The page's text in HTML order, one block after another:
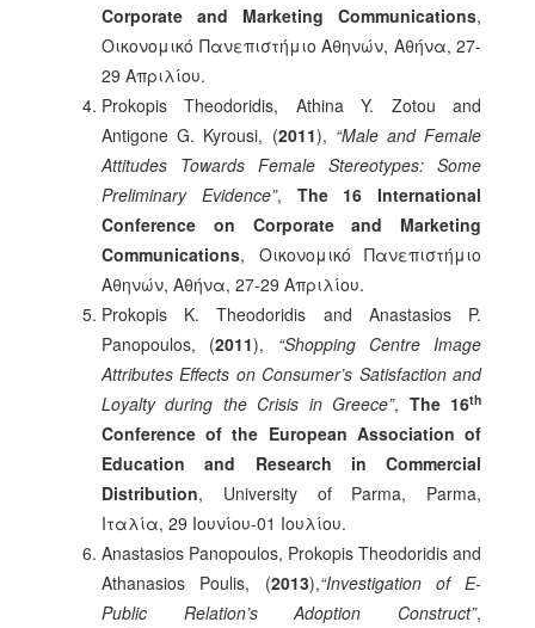
Corporate and Marketing Communications,
Οικονομικό Πανεπιστήμιο Αθηνών, Αθήνα, 27-
29 Απριλίου.
Prokopis Theodoridis, Athina Y. Zotou and
Antigone G. Kyrousi, (2011), “Male and Female
Attitudes Towards Female Stereotypes: Some
Preliminary Evidence”, The 16 International
Conference on Corporate and Marketing
Communications, Οικονομικό Πανεπιστήμιο
Αθηνών, Αθήνα, 27-29 Απριλίου.
Prokopis K. Theodoridis and Anastasios P.
Panopoulos, (2011), “Shopping Centre Image
Attributes Effects on Consumer’s Satisfaction and
Loyalty during the Crisis in Greece”, The 16th
Conference of the European Association of
Education and Research in Commercial
Distribution, University of Parma, Parma,
Ιταλία, 29 Ιουνίου-01 Ιουλίου.
Anastasios Panopoulos, Prokopis Theodoridis and
Athanasios Poulis, (2013),“Investigation of E-
Public Relation’s Adoption Construct”,